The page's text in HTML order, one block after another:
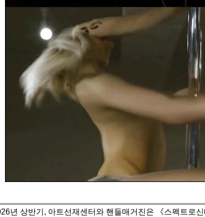
년 상반기, 아트선재센터와 핸들매거진은 《스펙트로